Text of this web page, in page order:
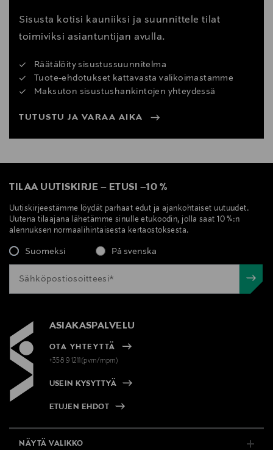
Sisusta kotisi kauniiksi ja suunnittele tilat
toimiviksi asiantuntijan avulla.
Räätälöity sisustussuunnitelma
Tuote-ehdotukset kattavasta valikoimastamme
Maksuton sisustushankintojen yhteydessä
TUTUSTU JA VARAA AIKA
TILAA UUTISKIRJE – ETUSI –10 %
Uutiskirjeestämme löydät parhaat edut ja ajankohtaiset uutuudet.
Uutena tilaajana lähetämme sinulle etukoodin, jolla saat 10 %:n
alennuksen normaalihintaisesta kertaostoksesta.
Suomeksi På svenska
ASIAKASPALVELU
OTA YHTEYTTÄ
+358 9 1211(pvm/mpm)
USEIN KYSYTTYÄ
ETUJEN EHDOT
NÄYTÄ VALIKKO